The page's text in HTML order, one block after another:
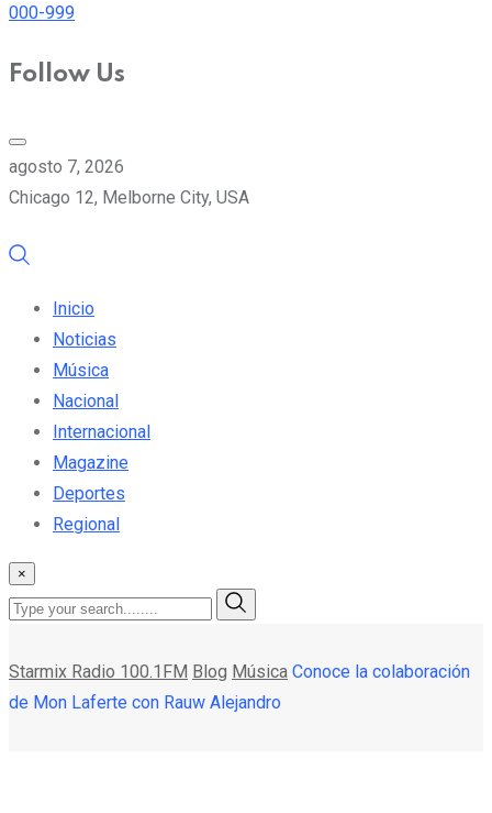
000-999
Follow Us
agosto 7, 2026
Chicago 12, Melborne City, USA
Inicio
Noticias
Música
Nacional
Internacional
Magazine
Deportes
Regional
×
Starmix Radio 100.1FM Blog Música Conoce la colaboración
de Mon Laferte con Rauw Alejandro